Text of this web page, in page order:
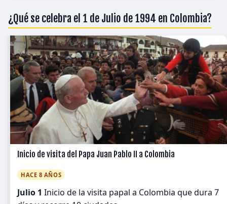
¿Qué se celebra el 1 de Julio de 1994 en Colombia?
Inicio de visita del Papa Juan Pablo II a Colombia
HACE 8 AÑOS
Julio 1 Inicio de la visita papal a Colombia que dura 7